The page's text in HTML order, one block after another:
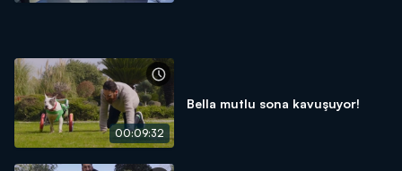
00:09:32
Bella mutlu sona kavuşuyor!